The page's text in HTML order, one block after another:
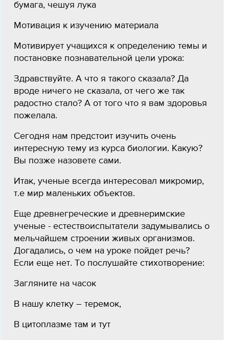
бумага, чешуя лука
Мотивация к изучению материала
Мотивирует учащихся к определению темы и
постановке познавательной цели урока:
Здравствуйте. А что я такого сказала? Да
вроде ничего не сказала, от чего же так
радостно стало? А от того что я вам здоровья
пожелала.
Сегодня нам предстоит изучить очень
интересную тему из курса биологии. Какую?
Вы позже назовете сами.
Итак, ученые всегда интересовал микромир,
т.е мир маленьких объектов.
Еще древнегреческие и древнеримские
ученые - естествоиспытатели задумывались о
мельчайшем строении живых организмов.
Догадались, о чем на уроке пойдет речь?
Если еще нет. То послушайте стихотворение:
Загляните на часок
В нашу клетку – теремок,
В цитоплазме там и тут